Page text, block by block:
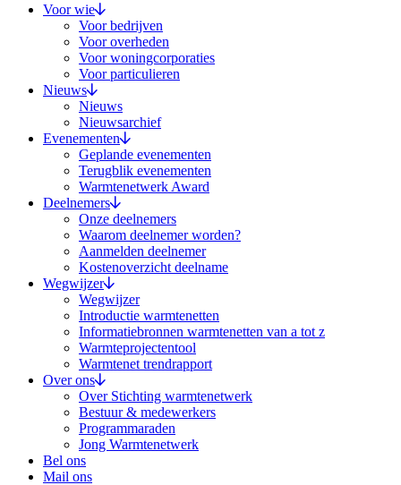
Voor wie
Voor bedrijven
Voor overheden
Voor woningcorporaties
Voor particulieren
Nieuws
Nieuws
Nieuwsarchief
Evenementen
Geplande evenementen
Terugblik evenementen
Warmtenetwerk Award
Deelnemers
Onze deelnemers
Waarom deelnemer worden?
Aanmelden deelnemer
Kostenoverzicht deelname
Wegwijzer
Wegwijzer
Introductie warmtenetten
Informatiebronnen warmtenetten van a tot z
Warmteprojectentool
Warmtenet trendrapport
Over ons
Over Stichting warmtenetwerk
Bestuur & medewerkers
Programmaraden
Jong Warmtenetwerk
Bel ons
Mail ons